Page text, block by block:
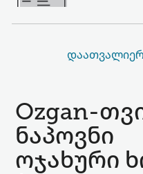
Ozgan-
ნაპოვნი
ოჯახური